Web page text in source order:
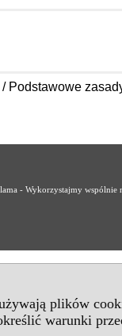
plików
warunki
Podstawowe
- Wykorzystajmy wspólnie